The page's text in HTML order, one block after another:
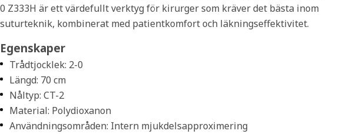
0 Z333H är ett värdefullt verktyg för kirurger som kräver det bästa inom
suturteknik, kombinerat med patientkomfort och läkningseffektivitet.
Egenskaper
Trådtjocklek: 2-0
Längd: 70 cm
Nåltyp: CT-2
Material: Polydioxanon
Användningsområden: Intern mjukdelsapproximering